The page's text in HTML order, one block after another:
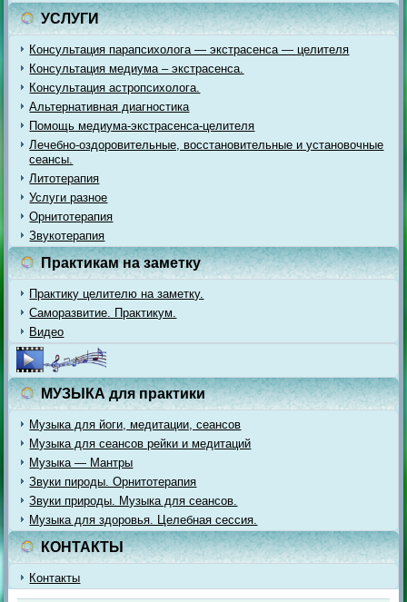
УСЛУГИ
Консультация парапсихолога — экстрасенса — целителя
Консультация медиума – экстрасенса.
Консультация астропсихолога.
Альтернативная диагностика
Помощь медиума-экстрасенса-целителя
Лечебно-оздоровительные, восстановительные и установочные
сеансы.
Литотерапия
Услуги разное
Орнитотерапия
Звукотерапия
Практикам на заметку
Практику целителю на заметку.
Саморазвитие. Практикум.
Видео
МУЗЫКА для практики
Музыка для йоги, медитации, сеансов
Музыка для сеансов рейки и медитаций
Музыка — Мантры
Звуки пироды. Орнитотерапия
Звуки природы. Музыка для сеансов.
Музыка для здоровья. Целебная сессия.
КОНТАКТЫ
Контакты